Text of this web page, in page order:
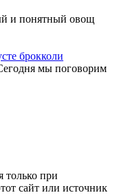
и понятный овощ
брокколи
мы поговорим
только при
сайт или источник